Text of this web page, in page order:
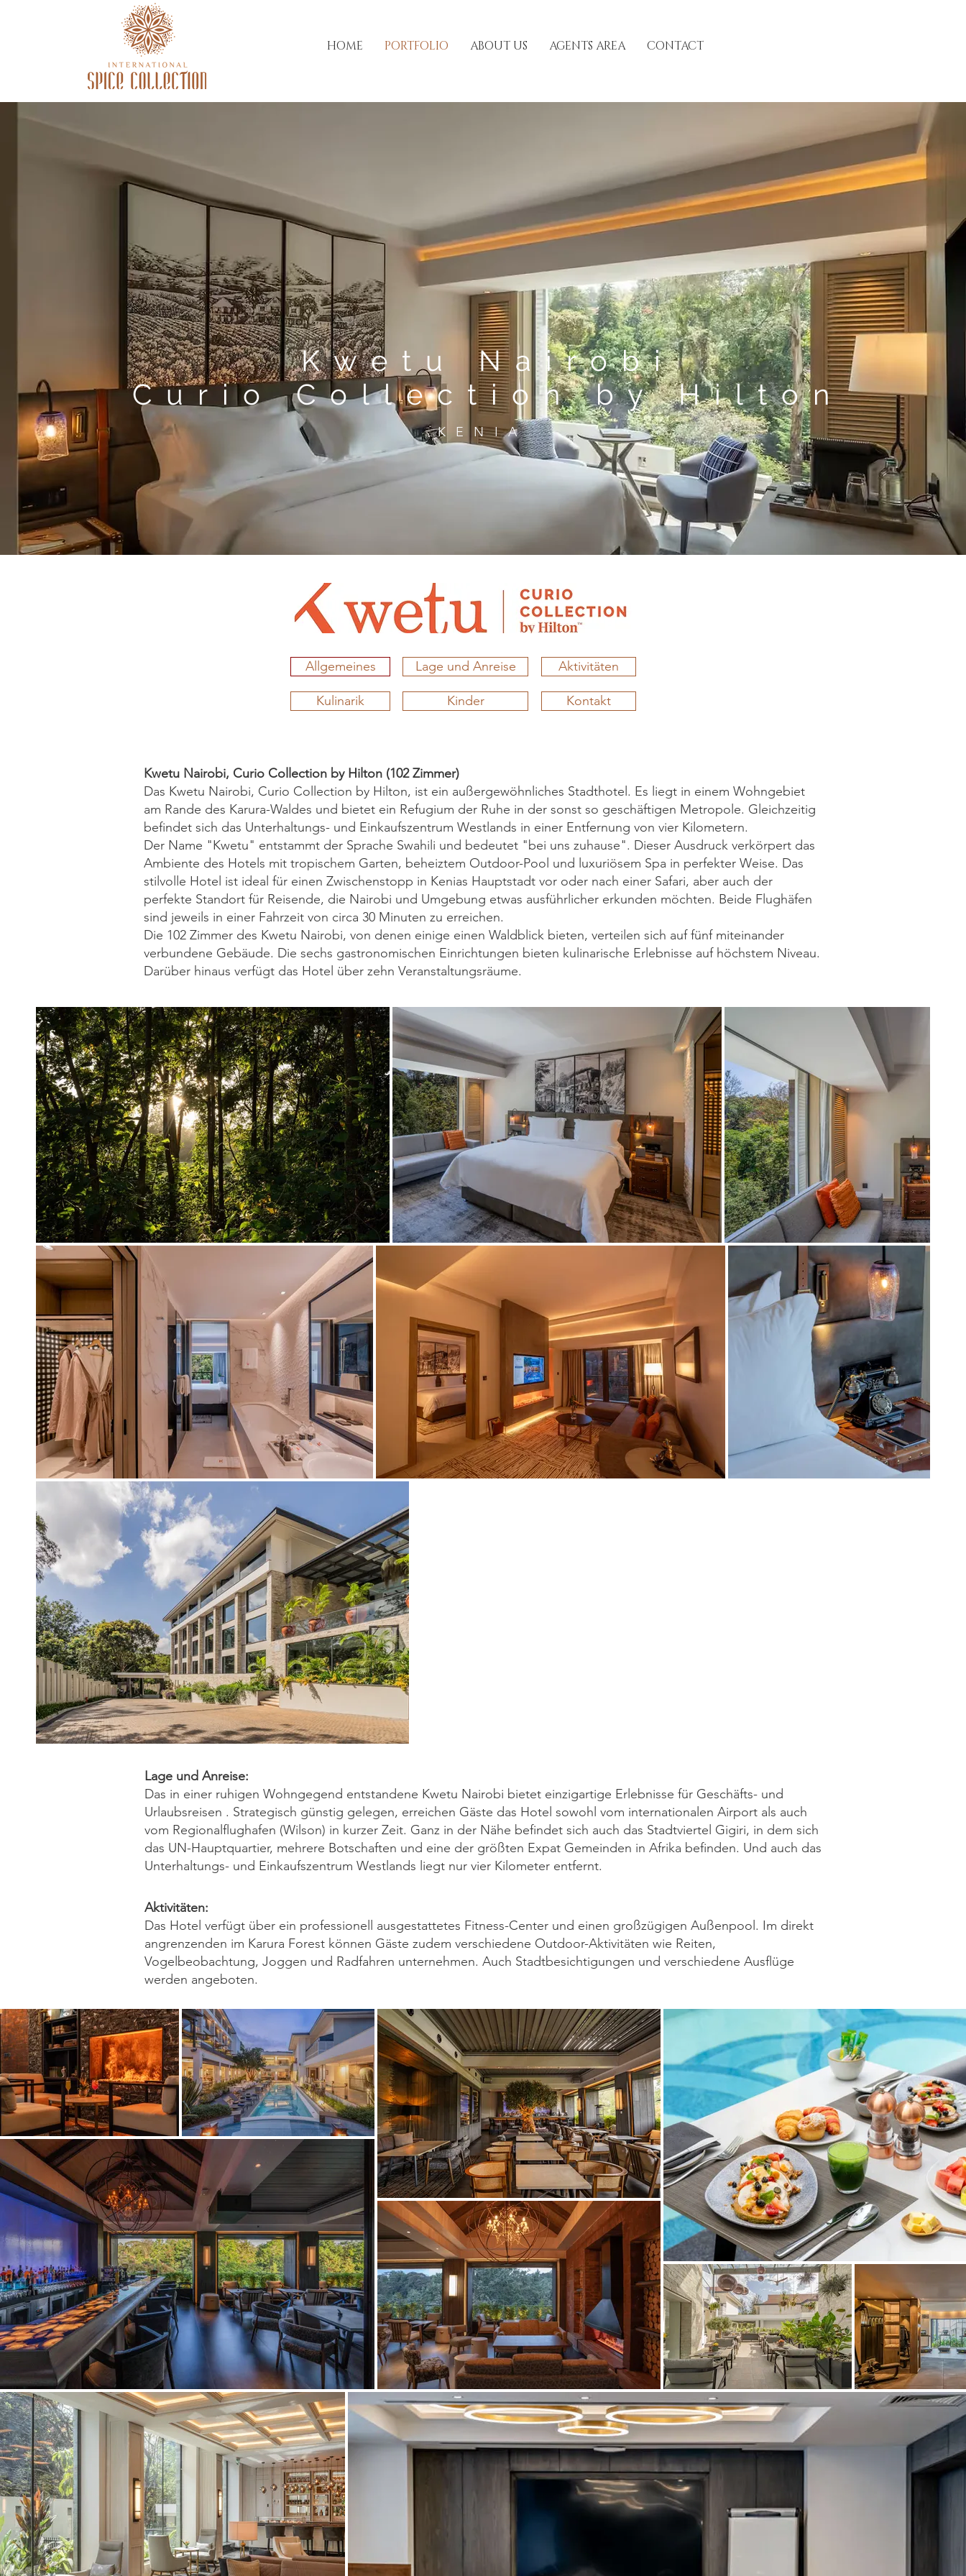
HOME PORTFOLIO ABOUT US AGENTS AREA CONTACT
Kwetu Nairobi
Curio Collection by Hilton
KENIA
Allgemeines
Kulinarik
Lage und Anreise
Kinder
Aktivitäten
Kontakt
Kwetu Nairobi, Curio Collection by Hilton (102 Zimmer)
Das Kwetu Nairobi, Curio Collection by Hilton, ist ein außergewöhnliches Stadthotel. Es liegt in einem Wohngebiet
am Rande des Karura-Waldes und bietet ein Refugium der Ruhe in der sonst so geschäftigen Metropole. Gleichzeitig
befindet sich das Unterhaltungs- und Einkaufszentrum Westlands in einer Entfernung von vier Kilometern.
Der Name "Kwetu" entstammt der Sprache Swahili und bedeutet "bei uns zuhause". Dieser Ausdruck verkörpert das
Ambiente des Hotels mit tropischem Garten, beheiztem Outdoor-Pool und luxuriösem Spa in perfekter Weise. Das
stilvolle Hotel ist ideal für einen Zwischenstopp in Kenias Hauptstadt vor oder nach einer Safari, aber auch der
perfekte Standort für Reisende, die Nairobi und Umgebung etwas ausführlicher erkunden möchten. Beide Flughäfen
sind jeweils in einer Fahrzeit von circa 30 Minuten zu erreichen.
Die 102 Zimmer des Kwetu Nairobi, von denen einige einen Waldblick bieten, verteilen sich auf fünf miteinander
verbundene Gebäude. Die sechs gastronomischen Einrichtungen bieten kulinarische Erlebnisse auf höchstem Niveau.
Darüber hinaus verfügt das Hotel über zehn Veranstaltungsräume.
Lage und Anreise:
Das in einer ruhigen Wohngegend entstandene Kwetu Nairobi bietet einzigartige Erlebnisse für Geschäfts- und
Urlaubsreisen . Strategisch günstig gelegen, erreichen Gäste das Hotel sowohl vom internationalen Airport als auch
vom Regionalflughafen (Wilson) in kurzer Zeit. Ganz in der Nähe befindet sich auch das Stadtviertel Gigiri, in dem sich
das UN-Hauptquartier, mehrere Botschaften und eine der größten Expat Gemeinden in Afrika befinden. Und auch das
Unterhaltungs- und Einkaufszentrum Westlands liegt nur vier Kilometer entfernt.
Aktivitäten:
Das Hotel verfügt über ein professionell ausgestattetes Fitness-Center und einen großzügigen Außenpool. Im direkt
angrenzenden im Karura Forest können Gäste zudem verschiedene Outdoor-Aktivitäten wie Reiten,
Vogelbeobachtung, Joggen und Radfahren unternehmen. Auch Stadtbesichtigungen und verschiedene Ausflüge
werden angeboten.